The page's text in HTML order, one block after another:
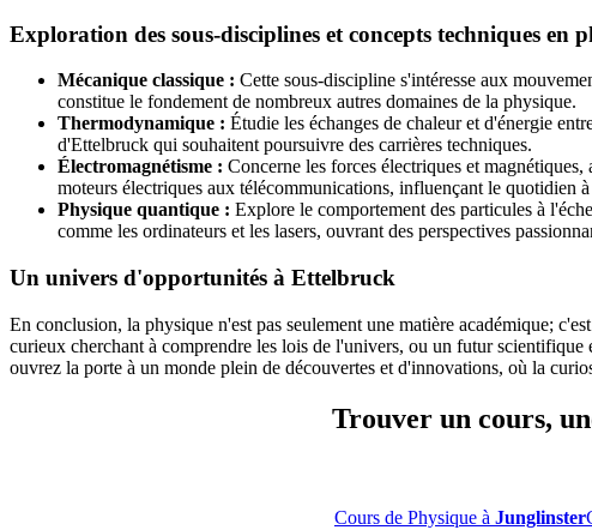
Exploration des sous-disciplines et concepts techniques en
Mécanique classique : Cette sous-discipline s'intéresse aux
constitue le fondement de nombreux autres domaines de la physique.
Thermodynamique : Étudie les échanges de chaleur et d'énergie
d'Ettelbruck qui souhaitent poursuivre des carrières techniques.
Électromagnétisme : Concerne les forces électriques et
moteurs électriques aux télécommunications, influençant le quotidien
Physique quantique : Explore le comportement des particules à
comme les ordinateurs et les lasers, ouvrant des perspectives
Un univers d'opportunités à Ettelbruck
En conclusion, la physique n'est pas seulement une matière académique;
curieux cherchant à comprendre les lois de l'univers, ou un futur
ouvrez la porte à un monde plein de découvertes et d'innovations, où la
Trouver un cours,
Cours de Physique à Junglinster